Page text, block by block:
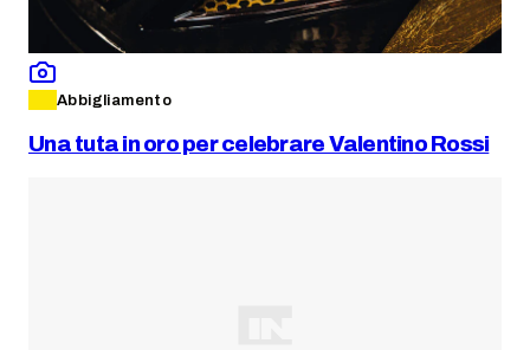
Abbigliamento
Una tuta in oro per celebrare Valentino Rossi